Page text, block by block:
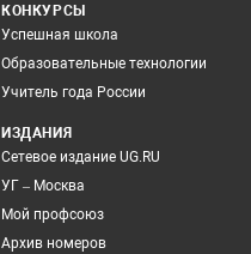
КОНКУРСЫ
Успешная школа
Образовательные технологии
Учитель года России
ИЗДАНИЯ
Сетевое издание UG.RU
УГ – Москва
Мой профсоюз
Архив номеров